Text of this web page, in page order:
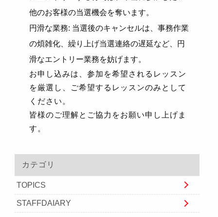
他のお客様の当選機会を奪います。
円滑な業務: 当選後のキャンセルは、事務作業
の煩雑化、繰り上げ当選連絡の遅延など、円
滑なエントリー業務を妨げます。
お申し込みは、参加を希望されるレッスン
を厳選し、ご希望するレッスンのみとして
ください。
皆様のご理解とご協力をお願い申し上げま
す。
カテゴリ
TOPICS
STAFFDAIARY